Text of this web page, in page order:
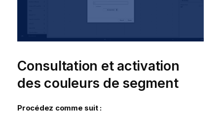
Consultation et activation
des couleurs de segment
Procédez comme suit :